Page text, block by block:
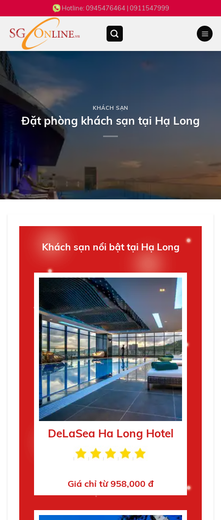
to
content
Hotline:0945476464 | 0911547999
KHÁCH SẠN
Đặt phòng khách sạn tại Hạ Long
Khách sạn nổi bật tại Hạ Long
DeLaSea Ha Long Hotel
Giá chỉ từ 958,000 đ